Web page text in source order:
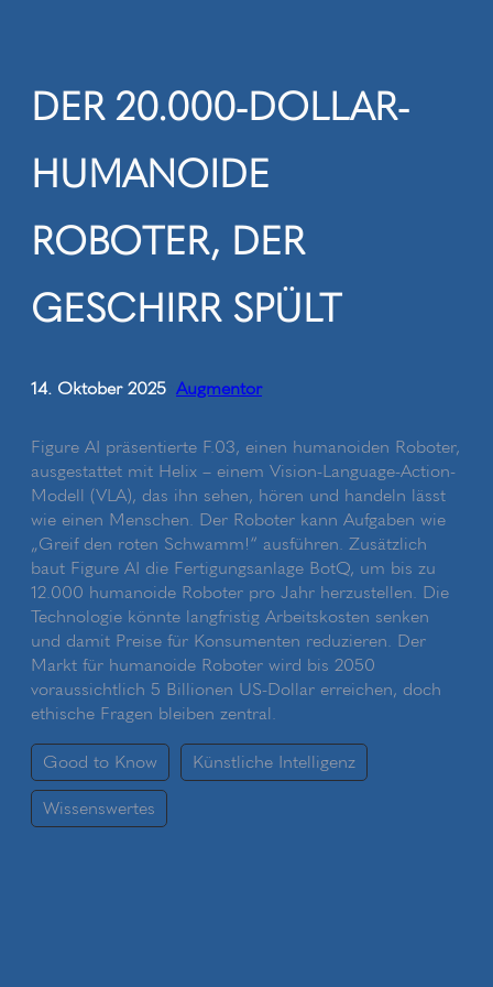
springen
DER 20.000-DOLLAR-
HUMANOIDE
ROBOTER, DER
GESCHIRR SPÜLT
14. Oktober 2025 Augmentor
Figure AI präsentierte F.03, einen humanoiden Roboter,
ausgestattet mit Helix – einem Vision-Language-Action-
Modell (VLA), das ihn sehen, hören und handeln lässt
wie einen Menschen. Der Roboter kann Aufgaben wie
„Greif den roten Schwamm!“ ausführen. Zusätzlich
baut Figure AI die Fertigungsanlage BotQ, um bis zu
12.000 humanoide Roboter pro Jahr herzustellen. Die
Technologie könnte langfristig Arbeitskosten senken
und damit Preise für Konsumenten reduzieren. Der
Markt für humanoide Roboter wird bis 2050
voraussichtlich 5 Billionen US-Dollar erreichen, doch
ethische Fragen bleiben zentral.
Good to Know Künstliche Intelligenz
Wissenswertes